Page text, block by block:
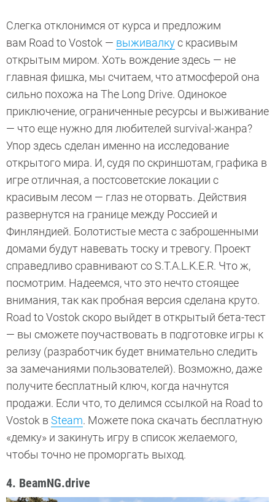
Слегка отклонимся от курса и предложим
вам Road to Vostok — выживалкус красивым
открытым миром. Хоть вождение здесь — не
главная фишка, мы считаем, что атмосферой она
сильно похожа на The Long Drive. Одинокое
приключение, ограниченные ресурсы и выживание
— что еще нужно для любителей survival-жанра?
Упор здесь сделан именно на исследование
открытого мира. И, судя по скриншотам, графика в
игре отличная, а постсоветские локации с
красивым лесом — глаз не оторвать. Действия
развернутся на границе между Россией и
Финляндией. Болотистые места с заброшенными
домами будут навевать тоску и тревогу. Проект
справедливо сравнивают со S.T.A.L.K.E.R. Что ж,
посмотрим. Надеемся, что это нечто стоящее
внимания, так как пробная версия сделана круто.
Road to Vostok скоро выйдет в открытый бета-тест
— вы сможете поучаствовать в подготовке игры к
релизу (разработчик будет внимательно следить
за замечаниями пользователей). Возможно, даже
получите бесплатный ключ, когда начнутся
продажи. Если что, то делимся ссылкой на Road to
Vostok в Steam. Можете пока скачать бесплатную
«демку» и закинуть игру в список желаемого,
чтобы точно не проморгать выход.
4. BeamNG.drive